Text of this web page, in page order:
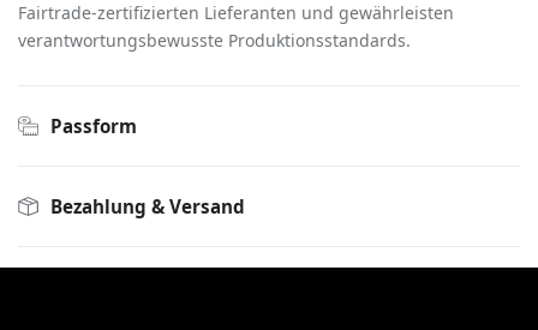
Fairtrade-zertifizierten Lieferanten und gewährleisten
verantwortungsbewusste Produktionsstandards.
Passform
Bezahlung & Versand